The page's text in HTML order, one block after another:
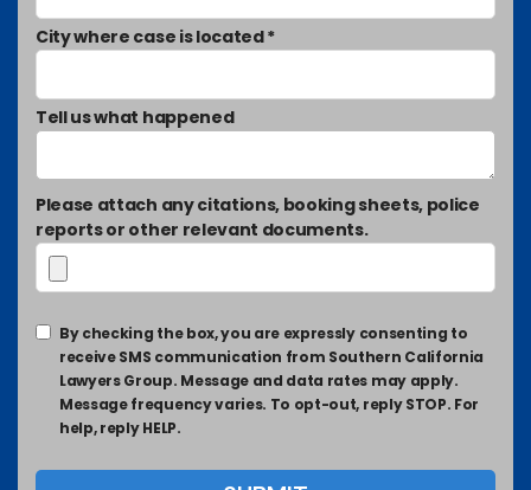
City where case is located *
Tell us what happened
Please attach any citations, booking sheets, police
reports or other relevant documents.
By checking the box, you are expressly consenting to
receive SMS communication from Southern California
Lawyers Group. Message and data rates may apply.
Message frequency varies. To opt-out, reply STOP. For
help, reply HELP.